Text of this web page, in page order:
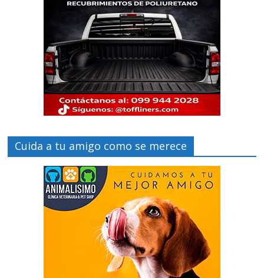
Cuida a tu amigo como se merece